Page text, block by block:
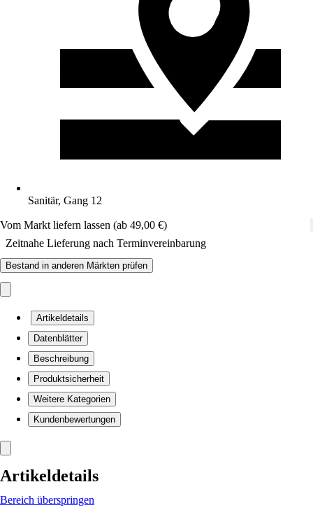
Sanitär, Gang 12
Vom Markt liefern lassen (ab 49,00 €)
Zeitnahe Lieferung nach Terminvereinbarung
Bestand in anderen Märkten prüfen
Artikeldetails
Datenblätter
Beschreibung
Produktsicherheit
Weitere Kategorien
Kundenbewertungen
Artikeldetails
Bereich überspringen